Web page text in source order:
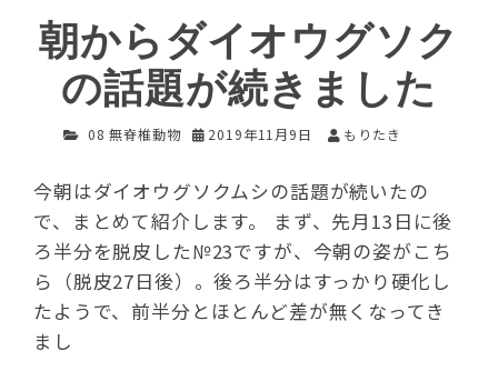
朝からダイオウグソク
の話題が続きました
08 無脊椎動物 2019年11月9日 もりたき
今朝はダイオウグソクムシの話題が続いたの
で、まとめて紹介します。 まず、先月13日に後
ろ半分を脱皮した№23ですが、今朝の姿がこち
ら（脱皮27日後）。後ろ半分はすっかり硬化し
たようで、前半分とほとんど差が無くなってき
まし